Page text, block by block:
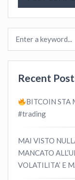
Recent
BITCOIN STA
#trading
MAI VISTO
MANCATO
VOLATILITA’ E